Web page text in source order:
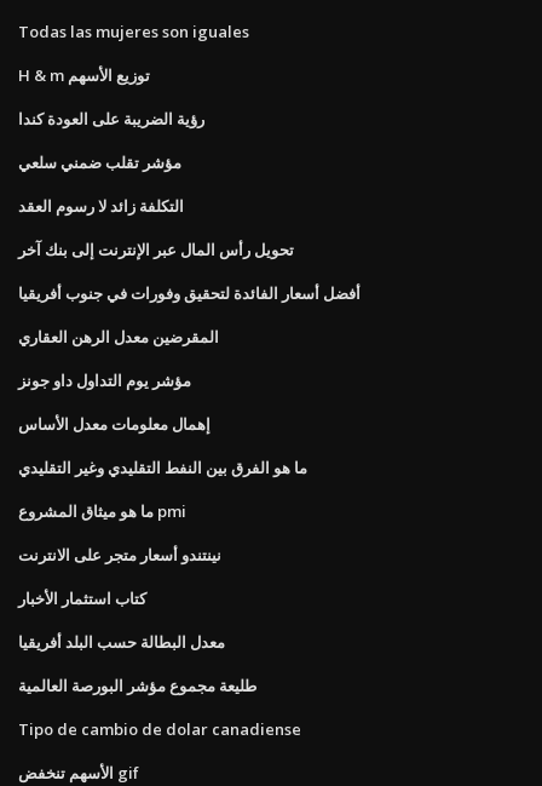
Todas las mujeres son iguales
H & m توزيع الأسهم
رؤية الضريبة على العودة كندا
مؤشر تقلب ضمني سلعي
التكلفة زائد لا رسوم العقد
تحويل رأس المال عبر الإنترنت إلى بنك آخر
أفضل أسعار الفائدة لتحقيق وفورات في جنوب أفريقيا
المقرضين معدل الرهن العقاري
مؤشر يوم التداول داو جونز
إهمال معلومات معدل الأساس
ما هو الفرق بين النفط التقليدي وغير التقليدي
ما هو ميثاق المشروع pmi
نينتندو أسعار متجر على الانترنت
كتاب استثمار الأخبار
معدل البطالة حسب البلد أفريقيا
طليعة مجموع مؤشر البورصة العالمية
Tipo de cambio de dolar canadiense
الأسهم تنخفض gif